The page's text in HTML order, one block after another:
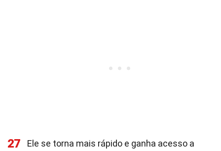
27
Ele se torna mais rápido e ganha acesso a